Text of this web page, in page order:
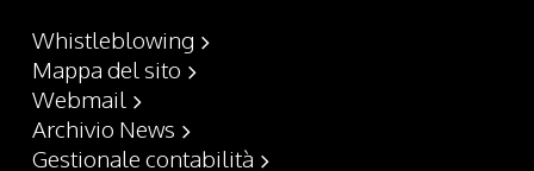
Whistleblowing
Mappa del sito
Webmail
Archivio News
Gestionale contabilità